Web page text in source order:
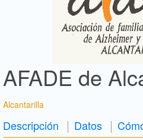
AFADE de
Alcantarilla
Descripción Datos